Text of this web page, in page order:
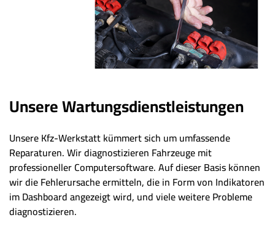
Unsere Wartungsdienstleistungen
Unsere Kfz-Werkstatt kümmert sich um umfassende
Reparaturen. Wir diagnostizieren Fahrzeuge mit
professioneller Computersoftware. Auf dieser Basis können
wir die Fehlerursache ermitteln, die in Form von Indikatoren
im Dashboard angezeigt wird, und viele weitere Probleme
diagnostizieren.